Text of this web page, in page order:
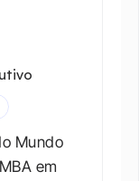
Mundo
em